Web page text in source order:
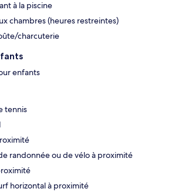
à la piscine
chambres (heures restreintes)
charcuterie
enfants
tennis
randonnée ou de vélo à proximité
horizontal à proximité